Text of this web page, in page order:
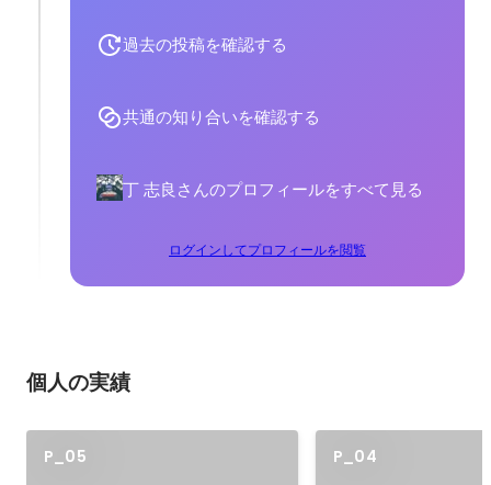
過去の投稿を確認する
共通の知り合いを確認する
丁 志良さんのプロフィールをすべて見る
ログインしてプロフィールを閲覧
個人の実績
P_05 P_04